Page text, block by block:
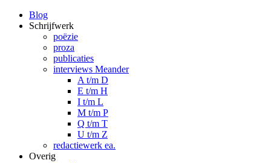
Blog
Schrijfwerk
poëzie
proza
publicaties
interviews Meander
A t/m D
E t/m H
I t/m L
M t/m P
Q t/m T
U t/m Z
redactiewerk ea.
Overig